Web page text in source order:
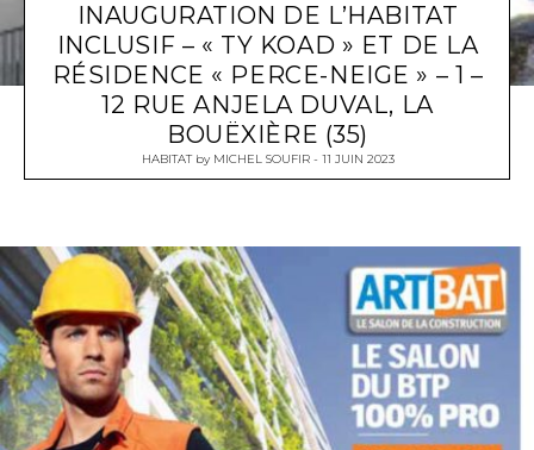
INAUGURATION DE L’HABITAT
INCLUSIF – « TY KOAD » ET DE LA
RÉSIDENCE « PERCE-NEIGE » – 1 –
12 RUE ANJELA DUVAL, LA
BOUËXIÈRE (35)
HABITATby MICHEL SOUFIR 11 JUIN 2023